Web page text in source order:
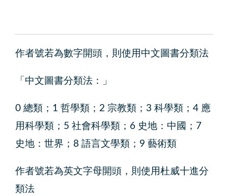
作者號若為數字開頭，則使用中文圖書分類法
中文圖書分類法：
0 總類；1 哲學類；2 宗教類；3 科學類；4 應
用科學類；5 社會科學類；6 史地：中國；7
史地：世界；8 語言文學類；9 藝術類
作者號若為英文字母開頭，則使用杜威十進分
類法